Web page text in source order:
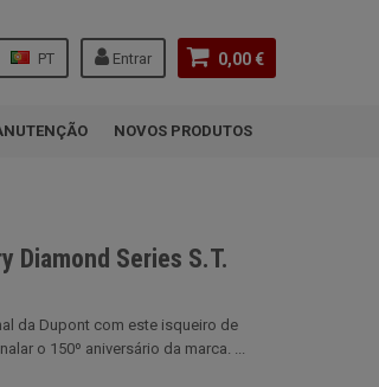
0,00 €
Entrar
PT
NOVOS PRODUTOS
Diamond Series S.T.
da Dupont com este isqueiro de
o 150º aniversário da marca. ...